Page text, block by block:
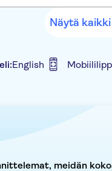
Abend war vom Preis
leider nicht wert
Näytä
English
meidän